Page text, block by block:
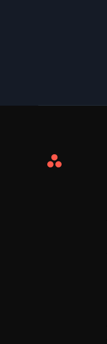
Asana